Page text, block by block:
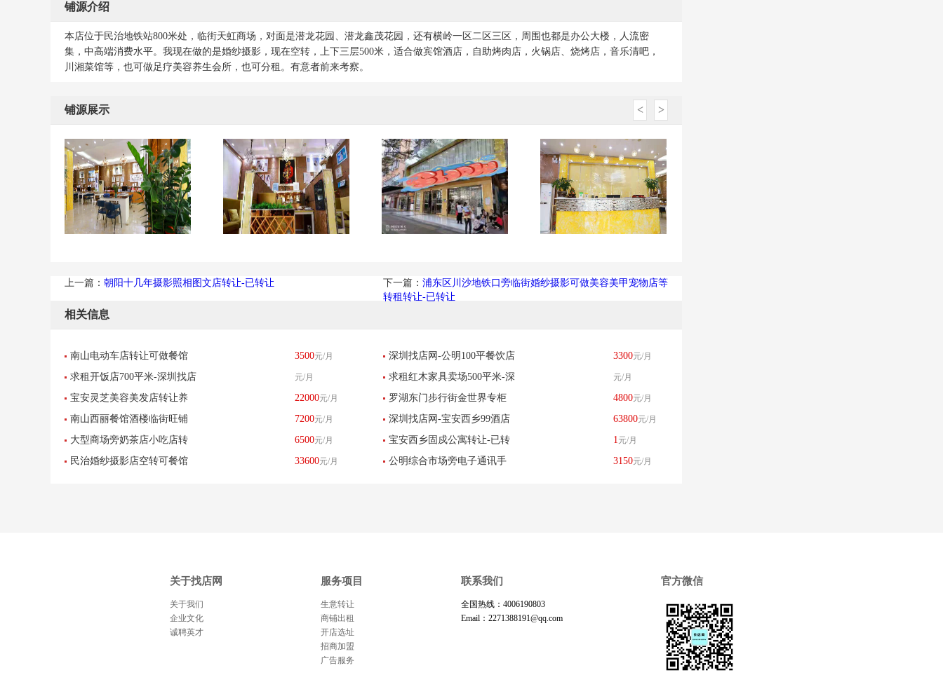
铺源介绍
本店位于民治地铁站800米处，临街天虹商场，对面是潜龙花园、潜龙鑫茂花园，还有横岭一区二区三区，周围也都是办公大楼，人流密
集，中高端消费水平。我现在做的是婚纱摄影，现在空转，上下三层500米，适合做宾馆酒店，自助烤肉店，火锅店、烧烤店，音乐清吧，
川湘菜馆等，也可做足疗美容养生会所，也可分租。有意者前来考察。
铺源展示 < >
上一篇： 朝阳十几年摄影照相图文店转让-已转让 下一篇： 浦东区川沙地铁口旁临街婚纱摄影可做美容美甲宠物店等
转租转让-已转让
相关信息
南山电动车店转让可做餐馆
小吃足疗美容美发服装店
3500元/月 深圳找店网-公明100平餐饮店
转让-已转让
3300元/月
求租开饭店700平米-深圳找店
网
元/月 求租红木家具卖场500平米-深
圳找店网
元/月
宝安灵芝美容美发店转让养
生店低价转让-已转让
22000元/月 罗湖东门步行街金世界专柜
服饰鞋包服装店转让-已转让
4800元/月
南山西丽餐馆酒楼临街旺铺
转让
7200元/月 深圳找店网-宝安西乡99酒店
转让-已转让
63800元/月
大型商场旁奶茶店小吃店转
让-已转让
6500元/月 宝安西乡固戍公寓转让-已转
让
1元/月
民治婚纱摄影店空转可餐馆 33600元/月 公明综合市场旁电子通讯手 3150元/月
关于找店网
关于我们
企业文化
诚聘英才
服务项目
生意转让
商铺出租
开店选址
招商加盟
广告服务
联系我们
全国热线：4006190803
Email：2271388191@qq.com
官方微信